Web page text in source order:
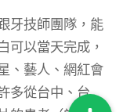
牙技師團隊，能
可以當天完成，
、藝人、網紅會
多從台中、台